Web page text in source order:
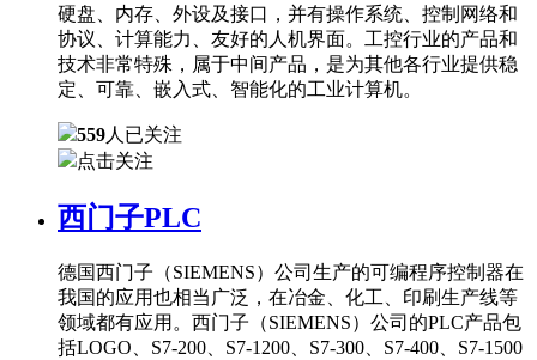
硬盘、内存、外设及接口，并有操作系统、控制网络和
协议、计算能力、友好的人机界面。工控行业的产品和
技术非常特殊，属于中间产品，是为其他各行业提供稳
定、可靠、嵌入式、智能化的工业计算机。
559人已关注
点击关注
西门子PLC
德国西门子（SIEMENS）公司生产的可编程序控制器在
我国的应用也相当广泛，在冶金、化工、印刷生产线等
领域都有应用。西门子（SIEMENS）公司的PLC产品包
括LOGO、S7-200、S7-1200、S7-300、S7-400、S7-1500